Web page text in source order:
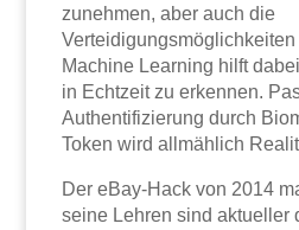
zunehmen, aber auch die
Machine Learning hilft
in Echtzeit zu erkennen.
Authentifizierung durch
Token wird allmählich
Der eBay-Hack von 2014
seine Lehren sind aktueller